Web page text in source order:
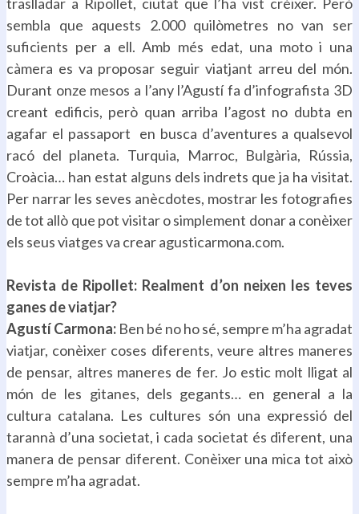
sembla que aquests 2.000 quilòmetres no van ser
suficients per a ell. Amb més edat, una moto i una
càmera es va proposar seguir viatjant arreu del món.
Durant onze mesos a l’any l’Agustí fa d’infografista 3D
creant edificis, però quan arriba l’agost no dubta en
agafar el passaport en busca d’aventures a qualsevol
racó del planeta. Turquia, Marroc, Bulgària, Rússia,
Croàcia… han estat alguns dels indrets que ja ha visitat.
Per narrar les seves anècdotes, mostrar les fotografies
de tot allò que pot visitar o simplement donar a conèixer
els seus viatges va crear agusticarmona.com.
Revista de Ripollet: Realment d’on neixen les teves
ganes de viatjar?
Agustí Carmona: Ben bé no ho sé, sempre m’ha agradat
viatjar, conèixer coses diferents, veure altres maneres
de pensar, altres maneres de fer. Jo estic molt lligat al
món de les gitanes, dels gegants… en general a la
cultura catalana. Les cultures són una expressió del
tarannà d’una societat, i cada societat és diferent, una
manera de pensar diferent. Conèixer una mica tot això
sempre m’ha agradat.